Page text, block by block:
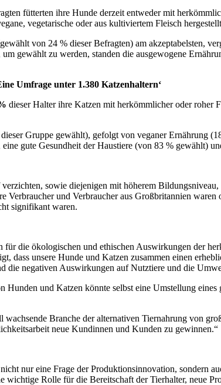
fütterten ihre Hunde derzeit entweder mit
vegetarische oder aus kultiviertem Fleisch
von 24 % dieser Befragten) am akzeptabelsten,
gewählt zu werden, standen die ausgewogene
Umfrage unter 1.380 Katzenhaltern‘
dieser Halter ihre Katzen mit herkömmlicher oder roher
Gruppe gewählt), gefolgt von veganer Ernährung
gute Gesundheit der Haustiere (von 83 % gewählt)
sowie diejenigen mit höherem
und Verbraucher aus Großbritannien
signifikant waren.
die ökologischen und ethischen Auswirkungen der
dass unsere Hunde und Katzen zusammen einen
die negativen Auswirkungen auf Nutztiere und die
und Katzen könnte selbst eine Umstellung eines
Branche der alternativen Tiernahrung von
neue Kundinnen und Kunden zu gewinnen.“
nur eine Frage der Produktionsinnovation, sondern
Rolle für die Bereitschaft der Tierhalter, neue